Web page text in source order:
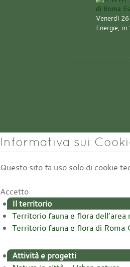
Venerdì
Energie,
Informativa sui
Questo sito fa uso solo di cookie
Accetto
Il territorio
Territorio fauna e flora dell’area
Territorio fauna e flora di Roma
Attività e progetti